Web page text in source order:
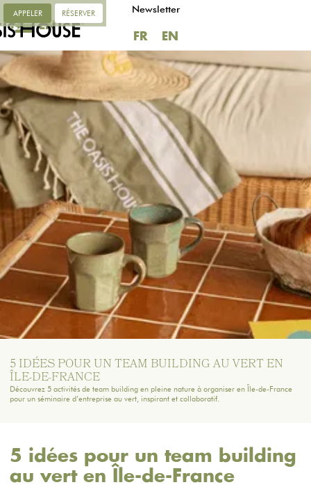
Newsletter
FR EN
FR EN
APPELER RÉSERVER
5 IDÉES POUR UN TEAM BUILDING AU VERT EN
ÎLE-DE-FRANCE
Découvrez 5 activités de team building en pleine nature à organiser en Île-de-France
pour un séminaire d’entreprise au vert, inspirant et collaboratif.
5 idées pour un team building
au vert en Île-de-France